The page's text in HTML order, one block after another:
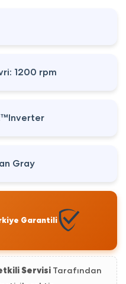
1200 rpm
Gray
Garantili
ServisiTarafından